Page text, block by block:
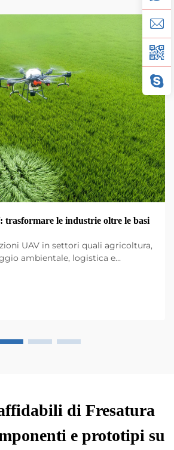
trasformare le industrie oltre le basi
UAV in settori quali agricoltura,
ambientale, logistica e
di Fresatura
e prototipi su